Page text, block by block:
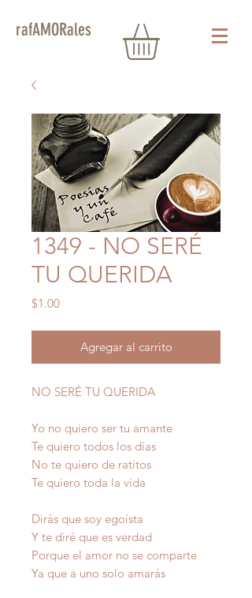
rafAMORales
1349 - NO SERÉ
TU QUERIDA
$1.00Precio
Agregar al carrito
NO SERÉ TU QUERIDA
Yo no quiero ser tu amante
Te quiero todos los días
No te quiero de ratitos
Te quiero toda la vida
Dirás que soy egoísta
Y te diré que es verdad
Porque el amor no se comparte
Ya que a uno solo amarás